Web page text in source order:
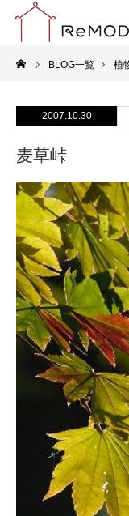
BLOG一覧 植
2007.10.30
麦草峠